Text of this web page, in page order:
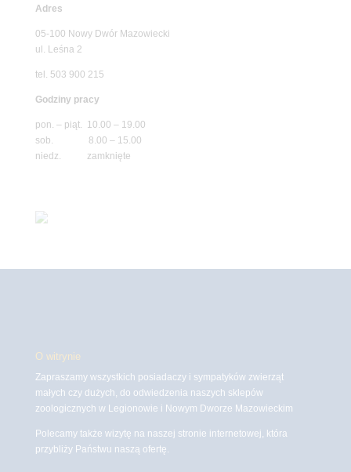
Adres
05-100 Nowy Dwór Mazowiecki
ul. Leśna 2
tel. 503 900 215
Godziny pracy
pon. – piąt. 10.00 – 19.00
sob. 8.00 – 15.00
niedz. zamknięte
O witrynie
Zapraszamy wszystkich posiadaczy i sympatyków zwierząt
małych czy dużych, do odwiedzenia naszych sklepów
zoologicznych w Legionowie i Nowym Dworze Mazowieckim
Polecamy także wizytę na naszej stronie internetowej, która
przybliży Państwu naszą ofertę.